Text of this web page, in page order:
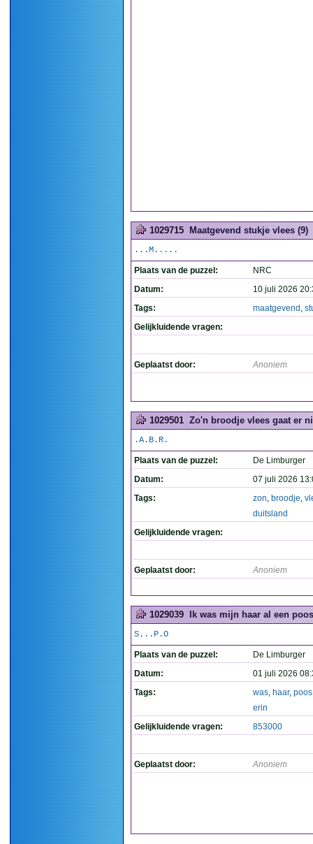
1029715 Maatgevend stukje vlees (9)
...M.....
Plaats van de puzzel:
NRC
Datum:
10 juli 2026
Tags:
maatgevend ,
Gelijkluidende vragen:
Geplaatst door: Anoniem
1029501 Zo'n broodje vlees gaat er
.A.B.R.
Plaats van de puzzel:
De Limburger
Datum:
07 juli 2026
Tags:
zon, broodje,
duitsland
Gelijkluidende vragen:
Geplaatst door: Anoniem
1029039 Ik was mijn haar al een
S...P.O
Plaats van de puzzel:
De Limburger
Datum:
01 juli 2026
Tags:
was, haar, poos
erin
Gelijkluidende vragen:
853000
Geplaatst door: Anoniem